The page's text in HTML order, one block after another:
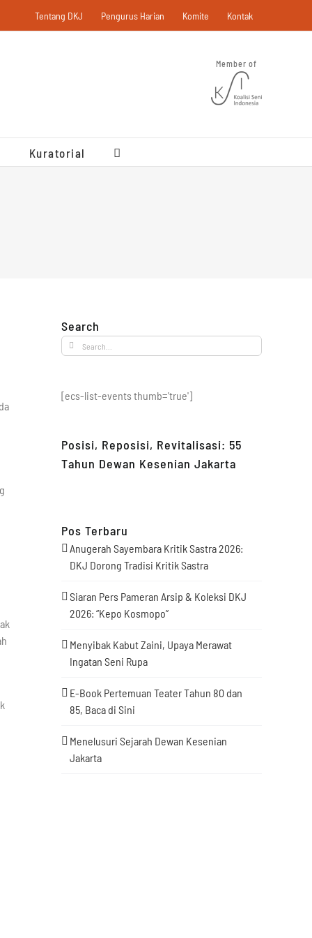
Tentang DKJ Pengurus Harian Komite Kontak
Member of
Kuratorial
Search
Search
for:
[ecs-list-events thumb='true']
Posisi, Reposisi, Revitalisasi: 55
Tahun Dewan Kesenian Jakarta
Pos Terbaru
Anugerah Sayembara Kritik Sastra 2026:
DKJ Dorong Tradisi Kritik Sastra
Siaran Pers Pameran Arsip & Koleksi DKJ
2026: “Kepo Kosmopo”
Menyibak Kabut Zaini, Upaya Merawat
Ingatan Seni Rupa
E-Book Pertemuan Teater Tahun 80 dan
85, Baca di Sini
Menelusuri Sejarah Dewan Kesenian
Jakarta